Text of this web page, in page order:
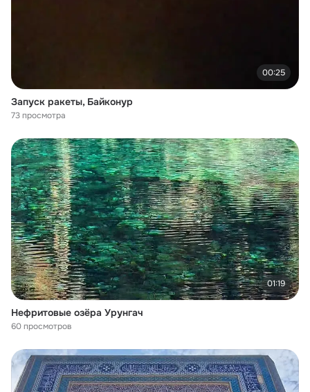
00:25
Запуск ракеты, Байконур
73 просмотра
01:19
Нефритовые озёра Урунгач
60 просмотров